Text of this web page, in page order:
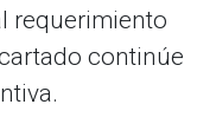
requerimiento
continúe